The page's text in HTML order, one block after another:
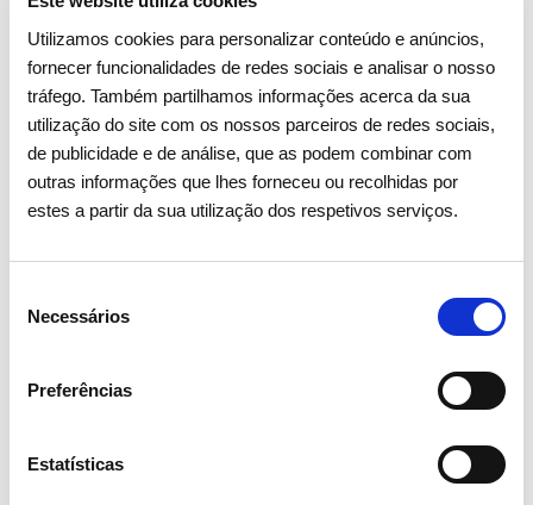
Utilizamos cookies para personalizar conteúdo e anúncios,
fornecer funcionalidades de redes sociais e analisar o nosso
tráfego. Também partilhamos informações acerca da sua
utilização do site com os nossos parceiros de redes sociais,
de publicidade e de análise, que as podem combinar com
outras informações que lhes forneceu ou recolhidas por
estes a partir da sua utilização dos respetivos serviços.
Necessários
Preferências
Estatísticas
CONTACTOS
Laboratório de
Metrologia